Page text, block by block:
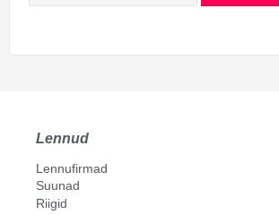
Lennud
Lennufirmad
Suunad
Riigid